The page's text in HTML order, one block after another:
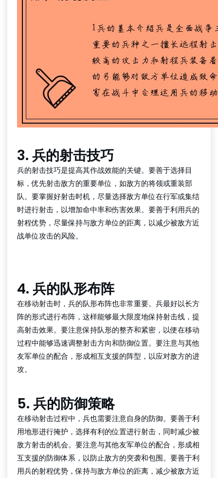
3. 兵的射击技巧
兵的射击技巧是提高其作战效能的关键。要善于选择目
标，优先射击敌方的重要单位，如敌方的将领或重装部
队。要掌握好射击时机，尽量选择敌方单位在行军或集结
时进行射击，以增加命中率和伤害效果。要善于利用兵的
射程优势，尽量保持与敌方单位的距离，以减少被敌方近
战单位攻击的风险。
4. 兵的队形布阵
在移动射击时，兵的队形布阵也非常重要。兵最好以长方
阵的形式进行布阵，这样能够最大限度地保持射击线，提
高射击效果。要注意保持队形的整齐和紧密，以便在移动
过程中能够迅速调整射击方向和防御位置。要注意与其他
友军单位的配合，形成相互支援的阵型，以应对敌方的进
攻。
5. 兵的防御策略
在移动射击过程中，兵也需要注意自身的防御。要善于利
用地形进行掩护，选择有利的位置进行射击，同时减少被
敌方射击的机会。要注意与其他友军单位的配合，形成相
互支援的防御体系，以防止敌方的突袭和包围。要善于利
用兵的射程优势，保持与敌方单位的距离，减少被敌方近